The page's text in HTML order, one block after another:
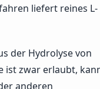
liefert reines L-
der Hydrolyse von
ist zwar erlaubt,
anderen